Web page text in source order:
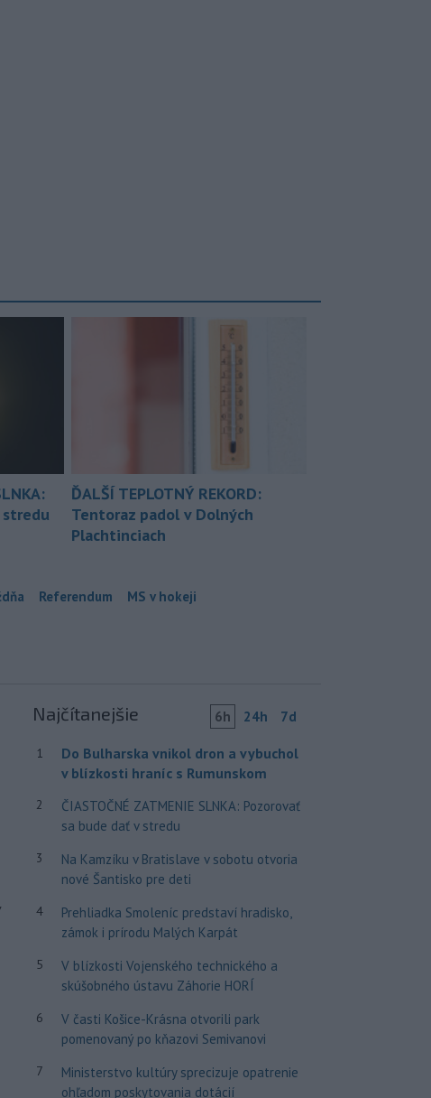
stredu
ĎALŠÍ TEPLOTNÝ REKORD:
Tentoraz padol v Dolných
Plachtinciach
Referendum MS v hokeji
Najčítanejšie 6h 24h 7d
1
Do Bulharska vnikol dron a vybuchol
v blízkosti hraníc s Rumunskom
2
ČIASTOČNÉ ZATMENIE SLNKA: Pozorovať
sa bude dať v stredu
3
Na Kamzíku v Bratislave v sobotu otvoria
nové Šantisko pre deti
4
Prehliadka Smoleníc predstaví hradisko,
zámok i prírodu Malých Karpát
5
V blízkosti Vojenského technického a
skúšobného ústavu Záhorie HORÍ
6
V časti Košice-Krásna otvorili park
pomenovaný po kňazovi Semivanovi
7
Ministerstvo kultúry sprecizuje opatrenie
ohľadom poskytovania dotácií